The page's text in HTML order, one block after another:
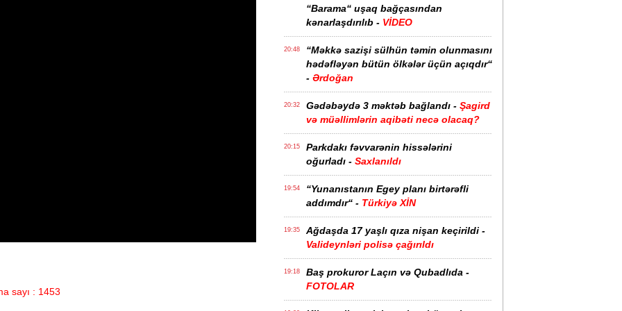
sayı : 1453
“Barama“ uşaq bağçasından
kənarlaşdırılıb - VİDEO
20:48
“Məkkə sazişi sülhün təmin olunmasını
hədəfləyən bütün ölkələr üçün açıqdır“
- Ərdoğan
20:32 Gədəbəydə 3 məktəb bağlandı - Şagird
və müəllimlərin aqibəti necə olacaq?
20:15
Parkdakı fəvvarənin hissələrini
oğurladı - Saxlanıldı
19:54
“Yunanıstanın Egey planı birtərəfli
addımdır“ - Türkiyə XİN
19:35
Ağdaşda 17 yaşlı qıza nişan keçirildi -
Valideynləri polisə çağırıldı
19:18
Baş prokuror Laçın və Qubadlıda -
FOTOLAR